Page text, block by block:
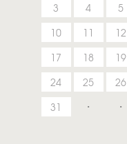
3
4 5
10 11 12
17
18 19
24
25 26
31